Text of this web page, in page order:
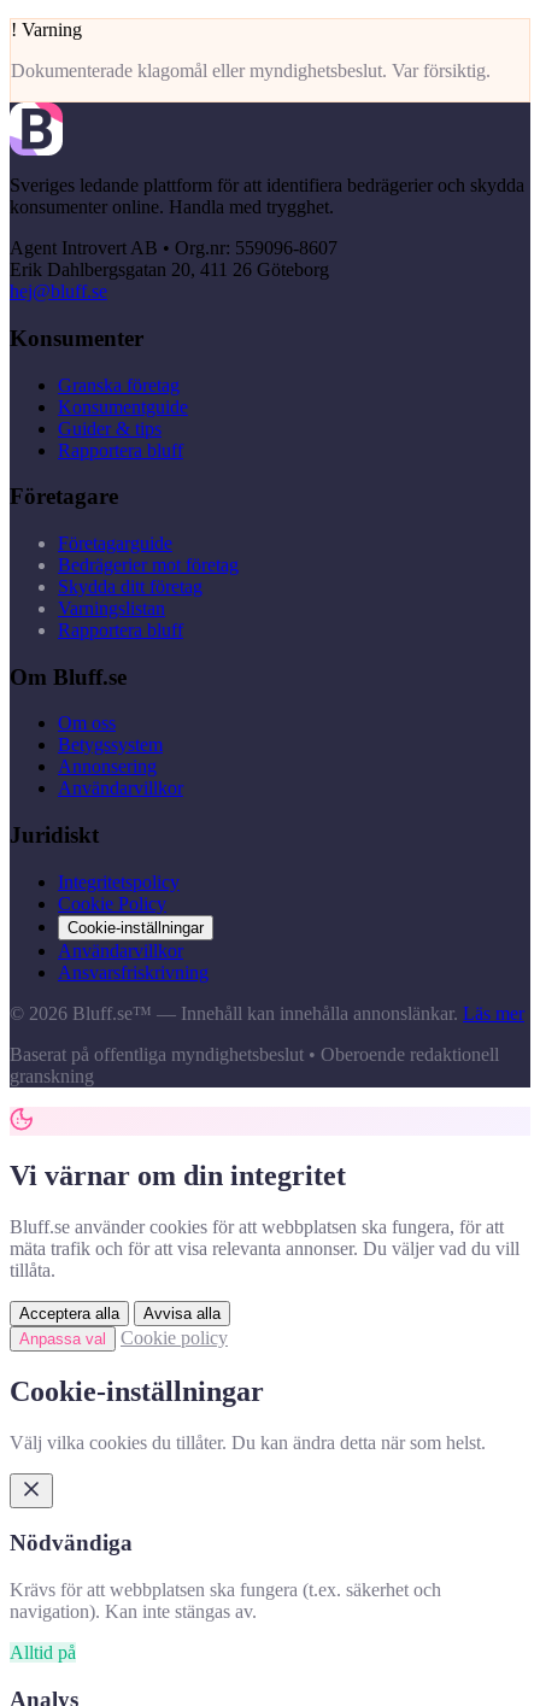
! Varning
Dokumenterade klagomål eller myndighetsbeslut. Var försiktig.
Sveriges ledande plattform för att identifiera bedrägerier och skydda
konsumenter online. Handla med trygghet.
Agent Introvert AB • Org.nr: 559096-8607
Erik Dahlbergsgatan 20, 411 26 Göteborg
hej@bluff.se
Konsumenter
Granska företag
Konsumentguide
Guider & tips
Rapportera bluff
Företagare
Företagarguide
Bedrägerier mot företag
Skydda ditt företag
Varningslistan
Rapportera bluff
Om Bluff.se
Om oss
Betygssystem
Annonsering
Användarvillkor
Juridiskt
Integritetspolicy
Cookie Policy
Cookie-inställningar
Användarvillkor
Ansvarsfriskrivning
© 2026 Bluff.se™ — Innehåll kan innehålla annonslänkar. Läs mer
Baserat på offentliga myndighetsbeslut • Oberoende redaktionell
granskning
Vi värnar om din integritet
Bluff.se använder cookies för att webbplatsen ska fungera, för att
mäta trafik och för att visa relevanta annonser. Du väljer vad du vill
tillåta.
Acceptera alla
Avvisa alla
Anpassa val
Cookie policy
Cookie-inställningar
Välj vilka cookies du tillåter. Du kan ändra detta när som helst.
Nödvändiga
Krävs för att webbplatsen ska fungera (t.ex. säkerhet och
navigation). Kan inte stängas av.
Alltid på
Analys